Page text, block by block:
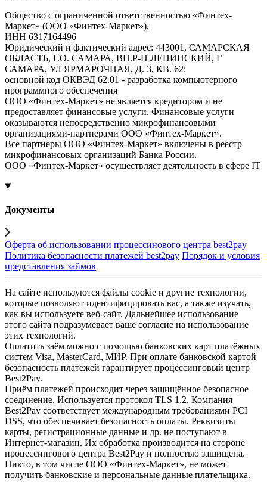
Общество с ограниченной ответственностью «Финтех-
Маркет» (ООО «Финтех-Маркет»),
ИНН 6317164496
Юридический и фактический адрес: 443001, САМАРСКАЯ
ОБЛАСТЬ, Г.О. САМАРА, ВН.Р-Н ЛЕНИНСКИЙ, Г
САМАРА, УЛ ЯРМАРОЧНАЯ, Д. 3, КВ. 62;
основной код ОКВЭД 62.01 - разработка компьютерного
программного обеспечения
ООО «Финтех-Маркет» не является кредитором и не
предоставляет финансовые услуги. Финансовые услуги
оказываются непосредственно микрофинансовыми
организациями-партнерами ООО «Финтех-Маркет».
Все партнеры ООО «Финтех-Маркет» включены в реестр
микрофинансовых организаций Банка России.
ООО «Финтех-Маркет» осуществляет деятельность в сфере IT
Документы
Оферта об использовании процессинового центра best2pay
Политика безопасности платежей best2pay Порядок и условия
представления займов
На сайте используются файлы cookie и другие технологии,
которые позволяют идентифицировать вас, а также изучать,
как вы используете веб-сайт. Дальнейшее использование
этого сайта подразумевает ваше согласие на использование
этих технологий.
Оплатить заём можно с помощью банковских карт платёжных
систем Visa, MasterCard, МИР. При оплате банковской картой
безопасность платежей гарантирует процессинговый центр
Best2Pay.
Приём платежей происходит через защищённое безопасное
соединение. Используется протокол TLS 1.2. Компания
Best2Pay соответствует международным требованиями PCI
DSS, что обеспечивает безопасность оплаты. Реквизиты
карты, регистрационные данные и др. не поступают в
Интернет-магазин. Их обработка производится на стороне
процессингового центра Best2Pay и полностью защищена.
Никто, в том числе ООО «Финтех-Маркет», не может
получить банковские и персональные данные плательщика.